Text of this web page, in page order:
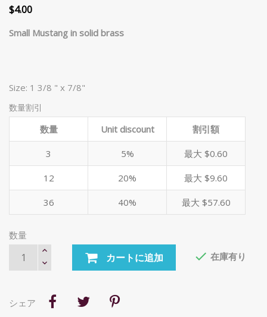
$4.00
Small Mustang in solid brass
Size: 1 3/8 " x 7/8"
数量割引
数量 Unit discount 割引額
3 5% 最大 $0.60
12 20% 最大 $9.60
36 40% 最大 $57.60
数量
カートに追加  在庫有り
シェア